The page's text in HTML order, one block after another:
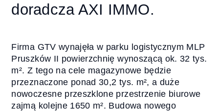
doradcza AXI IMMO.
Firma GTV wynajęła w parku logistycznym MLP
Pruszków II powierzchnię wynoszącą ok. 32 tys.
m². Z tego na cele magazynowe będzie
przeznaczone ponad 30,2 tys. m², a duże
nowoczesne przeszklone przestrzenie biurowe
zajmą kolejne 1650 m². Budowa nowego